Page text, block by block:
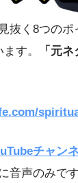
抜く8つのポ
す。
「元
チャン
音声のみで